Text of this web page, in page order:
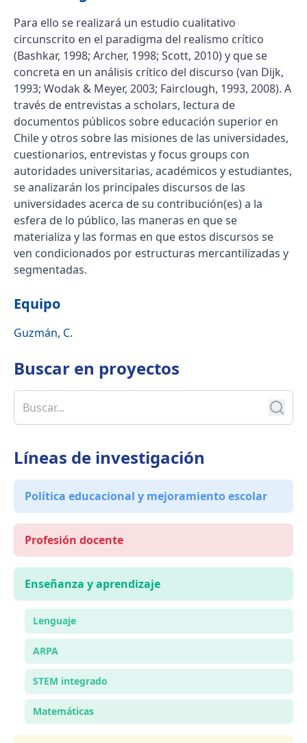
Para ello se realizará un estudio cualitativo
circunscrito en el paradigma del realismo crítico
(Bashkar, 1998; Archer, 1998; Scott, 2010) y que se
concreta en un análisis crítico del discurso (van Dijk,
1993; Wodak & Meyer, 2003; Fairclough, 1993, 2008). A
través de entrevistas a scholars, lectura de
documentos públicos sobre educación superior en
Chile y otros sobre las misiones de las universidades,
cuestionarios, entrevistas y focus groups con
autoridades universitarias, académicos y estudiantes,
se analizarán los principales discursos de las
universidades acerca de su contribución(es) a la
esfera de lo público, las maneras en que se
materializa y las formas en que estos discursos se
ven condicionados por estructuras mercantilizadas y
segmentadas.
Equipo
Guzmán, C.
Buscar en proyectos
Líneas de investigación
Política educacional y mejoramiento escolar
Profesión docente
Enseñanza y aprendizaje
Lenguaje
ARPA
STEM integrado
Matemáticas